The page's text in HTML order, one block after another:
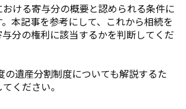
ける寄与分の概要と認められる条件に
本記事を参考にして、これから相続を
分の権利に該当するかを判断してくだ
の遺産分割制度についても解説するた
ください。